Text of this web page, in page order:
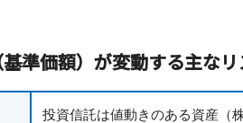
準価額）が変動する主なリ
投資信託は値動きのある資産（